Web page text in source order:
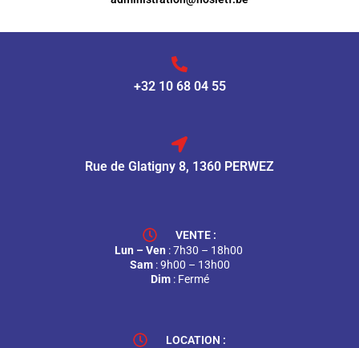
+32 10 68 04 55
Rue de Glatigny 8, 1360 PERWEZ
VENTE :
Lun – Ven : 7h30 – 18h00
Sam: 9h00 – 13h00
Dim: Fermé
LOCATION :